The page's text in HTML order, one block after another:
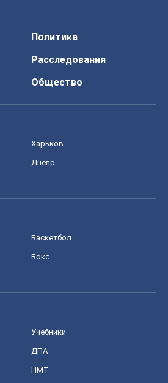
Политика
Расследования
Общество
Харьков
Днепр
Баскетбол
Бокс
Учебники
ДПА
НМТ